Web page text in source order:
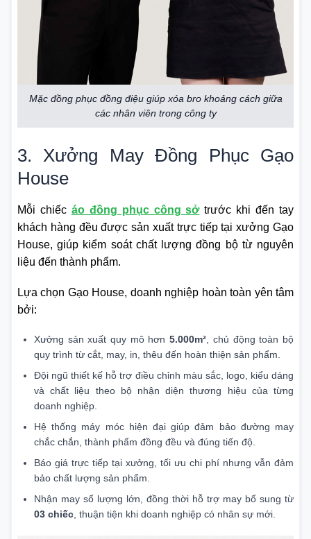
Mặc đồng phục đồng điệu giúp xóa bro khoảng cách giữa
các nhân viên trong công ty
3. Xưởng May Đồng Phục Gạo
House
Mỗi chiếc áo đồng phục công sởtrước khi đến tay
khách hàng đều được sản xuất trực tiếp tại xưởng Gạo
House, giúp kiểm soát chất lượng đồng bộ từ nguyên
liệu đến thành phẩm.
Lựa chọn Gạo House, doanh nghiệp hoàn toàn yên tâm
bởi:
Xưởng sản xuất quy mô hơn5.000m² , chủ động toàn bộ
quy trình từ cắt, may, in, thêu đến hoàn thiện sản phẩm.
Đội ngũ thiết kế hỗ trợ điều chỉnh màu sắc, logo, kiểu dáng
và chất liệu theo bộ nhận diện thương hiệu của từng
doanh nghiệp.
Hệ thống máy móc hiện đại giúp đảm bảo đường may
chắc chắn, thành phẩm đồng đều và đúng tiến độ.
Báo giá trực tiếp tại xưởng, tối ưu chi phí nhưng vẫn đảm
bảo chất lượng sản phẩm.
Nhận may số lượng lớn, đồng thời hỗ trợ may bổ sung từ
03 chiếc , thuận tiện khi doanh nghiệp có nhân sự mới.